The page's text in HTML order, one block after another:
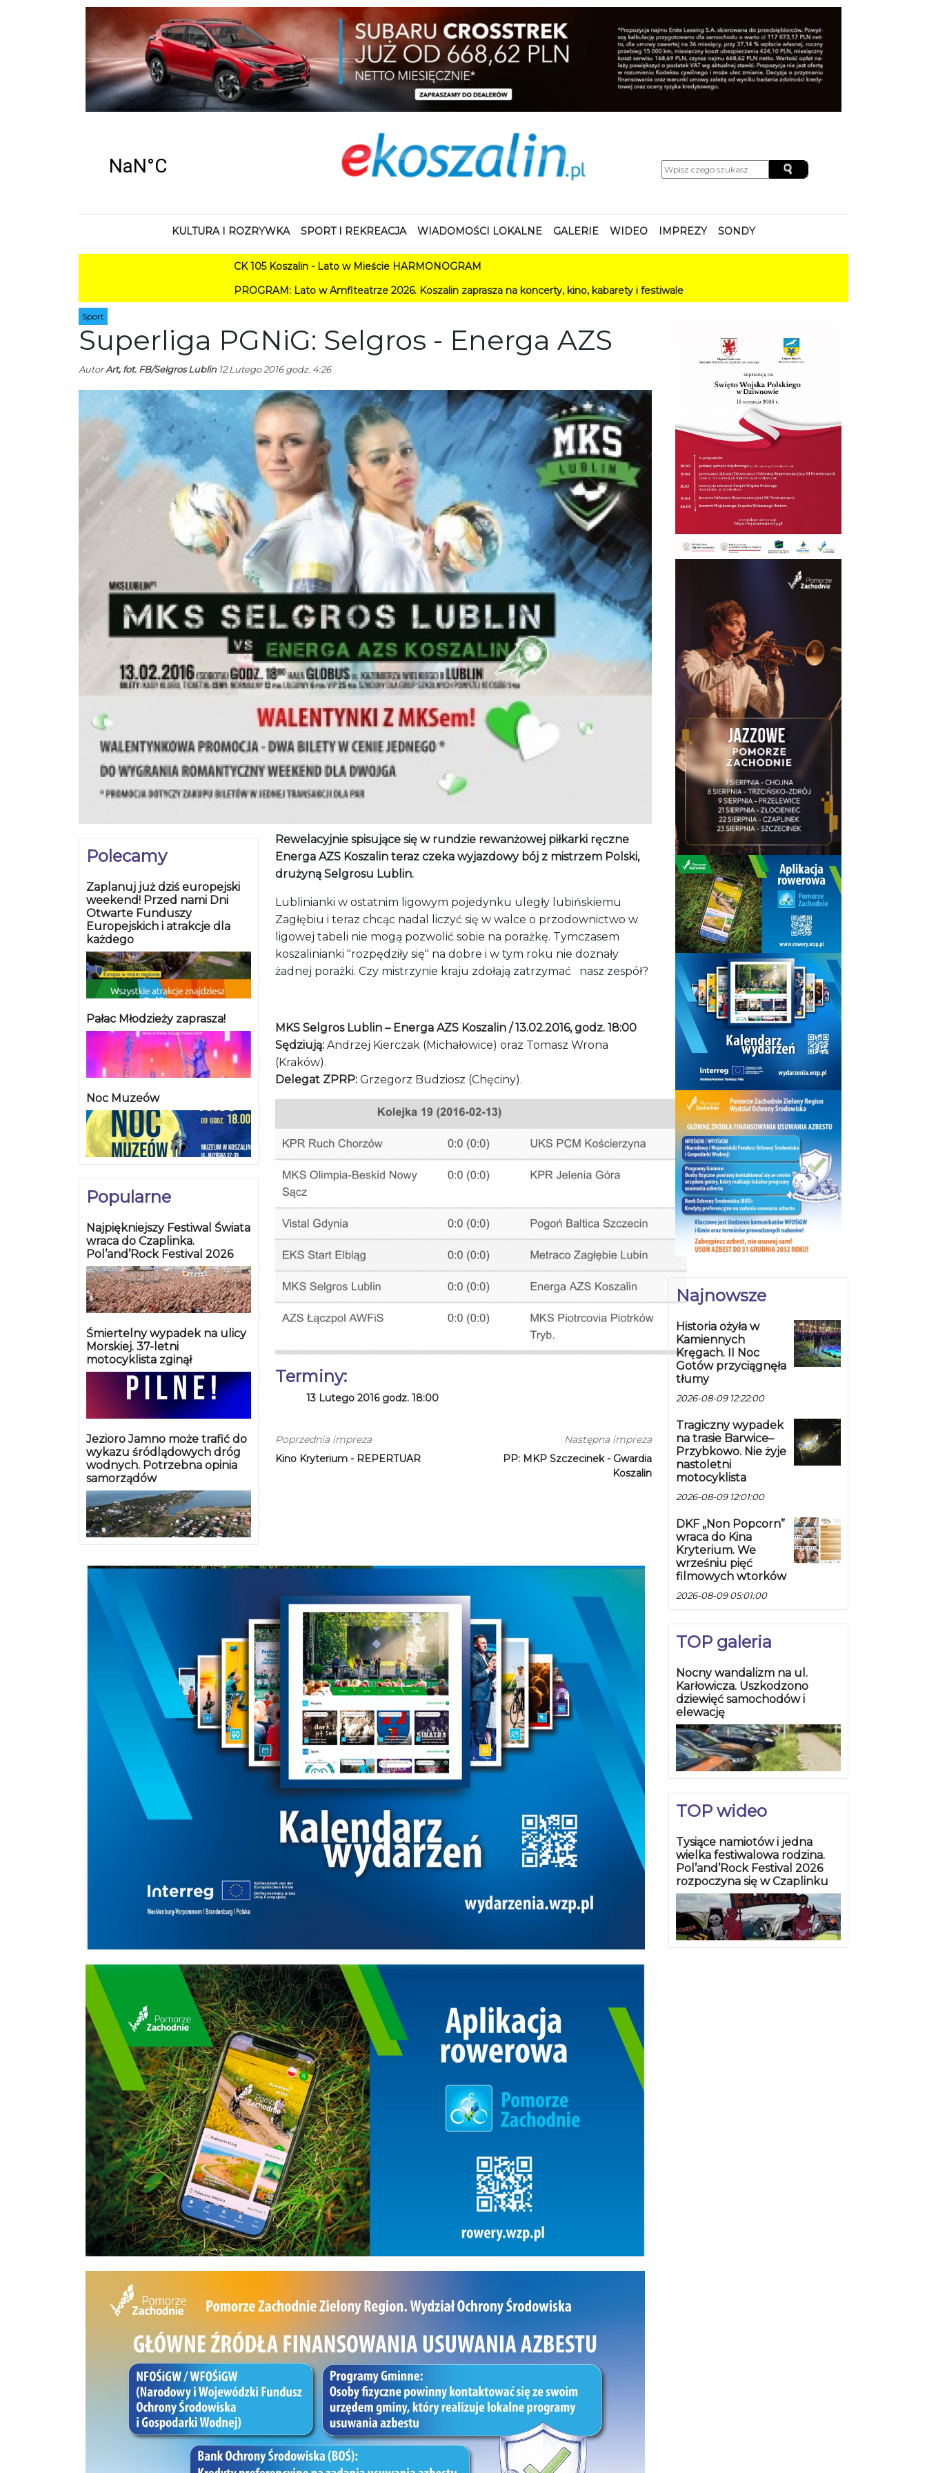
KULTURA I ROZRYWKA SPORT I REKREACJA WIADOMOŚCI LOKALNE GALERIE WIDEO IMPREZY SONDY
CK 105 Koszalin - Lato w Mieście HARMONOGRAM
PROGRAM: Lato w Amfiteatrze 2026. Koszalin zaprasza na koncerty, kino, kabarety i festiwale
Sport
Superliga PGNiG: Selgros - Energa AZS
AutorArt, fot. FB/Selgros Lublin12 Lutego 2016 godz. 4:26
Polecamy
Zaplanuj już dziś europejski
weekend! Przed nami Dni
Otwarte Funduszy
Europejskich i atrakcje dla
każdego
Pałac Młodzieży zaprasza!
Noc Muzeów
Popularne
Najpiękniejszy Festiwal Świata
wraca do Czaplinka.
Pol’and’Rock Festival 2026
Śmiertelny wypadek na ulicy
Morskiej. 37-letni
motocyklista zginął
Jezioro Jamno może trafić do
wykazu śródlądowych dróg
wodnych. Potrzebna opinia
samorządów
Rewelacyjnie spisujące się w rundzie rewanżowej piłkarki ręczne
Energa AZS Koszalin teraz czeka wyjazdowy bój z mistrzem Polski,
drużyną Selgrosu Lublin.
Lublinianki w ostatnim ligowym pojedynku uległy lubińskiemu
Zagłębiu i teraz chcąc nadal liczyć się w walce o przodownictwo w
ligowej tabeli nie mogą pozwolić sobie na porażkę. Tymczasem
koszalinianki "rozpędziły się" na dobre i w tym roku nie doznały
żadnej porażki. Czy mistrzynie kraju zdołają zatrzymać nasz zespół?
MKS Selgros Lublin – Energa AZS Koszalin / 13.02.2016, godz. 18:00
Sędziują:Andrzej Kierczak (Michałowice) oraz Tomasz Wrona
(Kraków).
Delegat ZPRP:Grzegorz Budziosz (Chęciny).
Terminy:
13 Lutego 2016 godz. 18:00
Poprzednia impreza
Kino Kryterium - REPERTUAR
Następna impreza
PP: MKP Szczecinek - Gwardia
Koszalin
Najnowsze
Historia ożyła w
Kamiennych
Kręgach. II Noc
Gotów przyciągnęła
tłumy
2026-08-09 12:22:00
Tragiczny wypadek
na trasie Barwice–
Przybkowo. Nie żyje
nastoletni
motocyklista
2026-08-09 12:01:00
DKF „Non Popcorn”
wraca do Kina
Kryterium. We
wrześniu pięć
filmowych wtorków
2026-08-09 05:01:00
TOP galeria
Nocny wandalizm na ul.
Karłowicza. Uszkodzono
dziewięć samochodów i
elewację
TOP wideo
Tysiące namiotów i jedna
wielka festiwalowa rodzina.
Pol’and’Rock Festival 2026
rozpoczyna się w Czaplinku